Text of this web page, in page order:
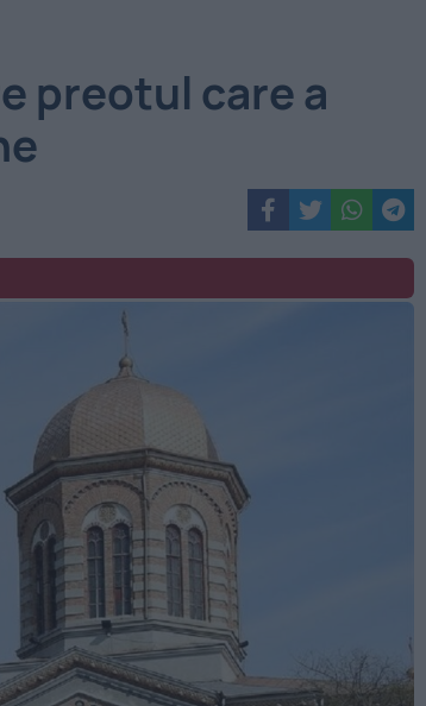
preotul care a